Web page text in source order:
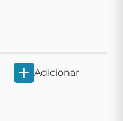
Adicionar